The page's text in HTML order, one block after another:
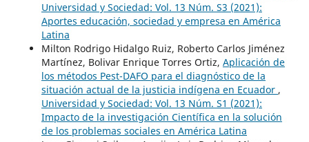
Universidad y Sociedad: Vol. 13 Núm. S3 (2021):
Aportes educación, sociedad y empresa en América
Latina
Milton Rodrigo Hidalgo Ruiz, Roberto Carlos Jiménez
Martínez, Bolivar Enrique Torres Ortiz, Aplicación de
los métodos Pest-DAFO para el diagnóstico de la
situación actual de la justicia indígena en Ecuador ,
Universidad y Sociedad: Vol. 13 Núm. S1 (2021):
Impacto de la investigación Científica en la solución
de los problemas sociales en América Latina